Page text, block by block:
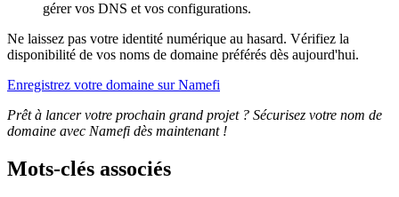
gérer vos DNS et vos configurations.
Ne laissez pas votre identité numérique au hasard. Vérifiez la
disponibilité de vos noms de domaine préférés dès aujourd'hui.
Enregistrez votre domaine sur Namefi
Prêt à lancer votre prochain grand projet ? Sécurisez votre nom de
domaine avec Namefi dès maintenant !
Mots-clés associés